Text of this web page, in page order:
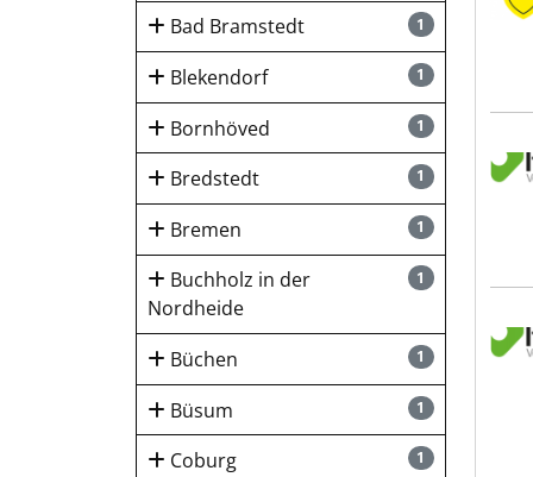
1
Bad Bramstedt
1
Blekendorf
1
Bornhöved
1
Bredstedt
1
Bremen
1
Buchholz in der
Nordheide
1
Büchen
1
Büsum
1
Coburg